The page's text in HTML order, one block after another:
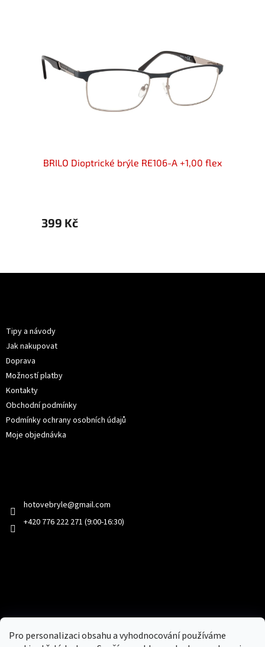
Pro personalizaci obsahu a vyhodnocování používáme
BRILO Dioptrické brýle RE106-A +1,00 flex
399 Kč
Tipy a návody
Jak nakupovat
Doprava
Možností platby
Kontakty
Obchodní podmínky
Podmínky ochrany osobních údajů
Moje objednávka
hotovebryle@gmail.com
+420 776 222 271 (9:00-16:30)